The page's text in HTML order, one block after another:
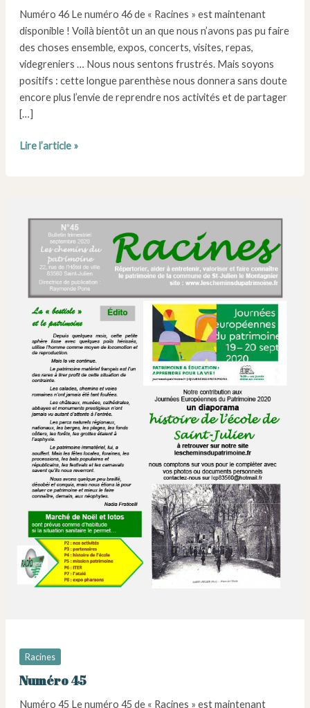
Numéro 46 Le numéro 46 de « Racines » est maintenant
disponible ! Voilà bientôt un an que nous n’avons pas pu faire
des choses ensemble, expos, concerts, visites, repas,
videgreniers … Nous nous sentons frustrés. Mais soyons
positifs : cette longue parenthèse nous donnera sans doute
encore plus l’envie de reprendre nos activités et de partager
[…]
Numéro
Lire l’article »
Racines
Numéro 45
Numéro 45 Le numéro 45 de « Racines » est maintenant